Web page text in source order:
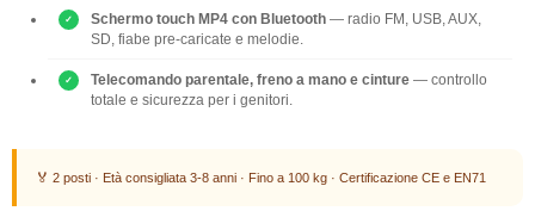
Schermo touch MP4 con Bluetooth — radio FM, USB, AUX,
SD, fiabe pre-caricate e melodie.
Telecomando parentale, freno a mano e cinture — controllo
totale e sicurezza per i genitori.
🏅 2 posti · Età consigliata 3-8 anni · Fino a 100 kg · Certificazione CE e EN71